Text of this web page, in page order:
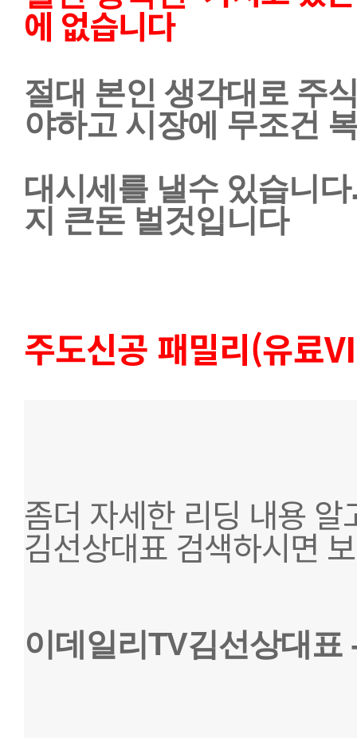
에 없습니다
절대 본인 생각대로 주
야하고 시장에 무조건
대시세를 낼수 있습니
지 큰돈 벌것입니다
주도신공 패밀리(유료
좀더 자세한 리딩 내용
김선상대표 검색하시면
이데일리TV김선상대표